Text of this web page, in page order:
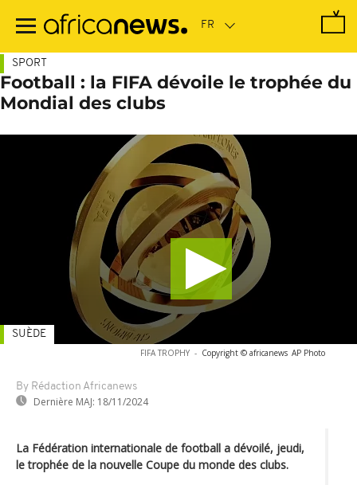
contenu
SPORT
Football : la FIFA dévoile le trophée du
Mondial des clubs
FIFA TROPHY - Copyright © africanews AP Photo
By Rédaction Africanews
Dernière MAJ: 18/11/2024
SUÈDE
La Fédération internationale de football a dévoilé, jeudi,
le trophée de la nouvelle Coupe du monde des clubs.